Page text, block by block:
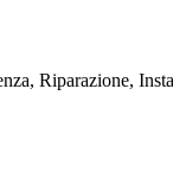
Riparazione,